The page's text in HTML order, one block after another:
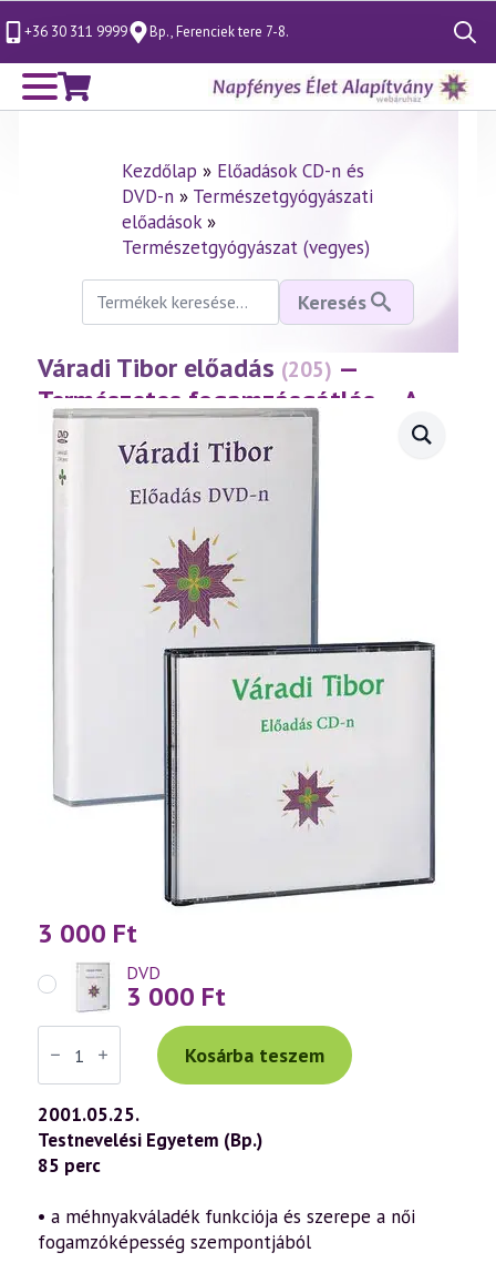
+36 30 311 9999 Bp., Ferenciek tere 7-8.
Search
for:
Kezdőlap » Előadások CD-n és
DVD-n» Természetgyógyászati
előadások»
Természetgyógyászat (vegyes)
Keresés
következőre:
Keresés
Váradi Tibor előadás (205) —
Természetes fogamzásgátlás – A
Billings-módszer
(2001.05.25.)
3 000 Ft
DVD
3 000 Ft
Váradi
Tibor
előadás
(205)
—
Természetes
fogamzásgátlás
–
A
módszer
(2001.05.25.)
mennyiség
Kosárba teszem
2001.05.25.
Testnevelési Egyetem (Bp.)
85 perc
• a méhnyakváladék funkciója és szerepe a női
fogamzóképesség szempontjából